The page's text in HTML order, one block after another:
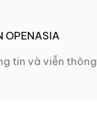
OPENASIA
tin và viễn thông